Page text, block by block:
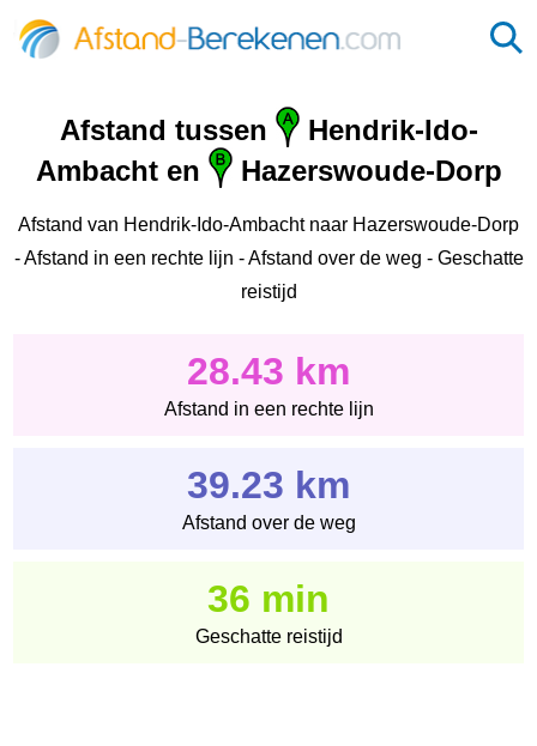
Afstand tussen
Hendrik-Ido-
Ambacht en
Hazerswoude-Dorp
Afstand van Hendrik-Ido-Ambacht naar Hazerswoude-Dorp
- Afstand in een rechte lijn - Afstand over de weg - Geschatte
reistijd
28.43 km
Afstand in een rechte lijn
39.23 km
Afstand over de weg
36 min
Geschatte reistijd